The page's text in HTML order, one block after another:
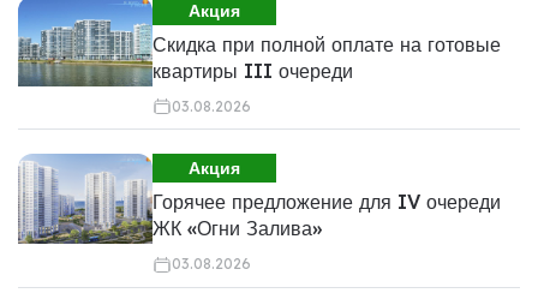
Акция
Скидка при полной оплате на готовые
квартиры III очереди
03.08.2026
Акция
Горячее предложение для IV очереди
ЖК «Огни Залива»
03.08.2026